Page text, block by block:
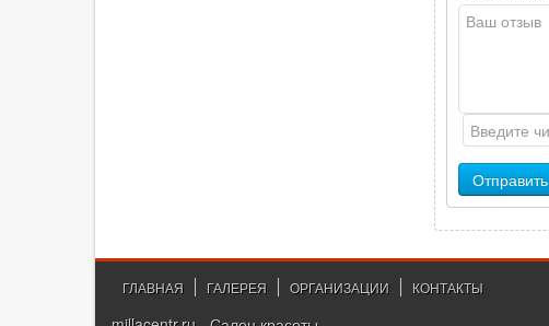
Отправить
ГЛАВНАЯ ГАЛЕРЕЯ ОРГАНИЗАЦИИ КОНТАКТЫ